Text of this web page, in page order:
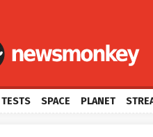
SPACE PLANET